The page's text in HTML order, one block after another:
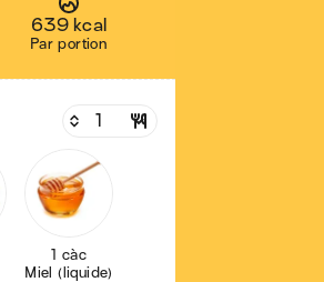
639 kcal
Par portion
1 càc
Miel (liquide)